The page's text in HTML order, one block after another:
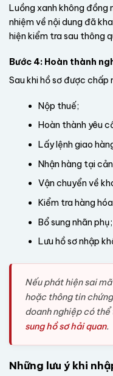
Luồng xanh không đồng
nhiệm về nội dung đã
hiện kiểm tra sau thông
Bước 4: Hoàn thành
Sau khi hồ sơ được chấp
Nộp thuế;
Hoàn thành yêu
Lấy lệnh giao
Nhận hàng tại
Vận chuyển về
Kiểm tra hàng
Bổ sung nhãn phụ;
Lưu hồ sơ nhập
Nếu phát hiện sai
hoặc thông tin
doanh nghiệp có
sung hồ sơ hải quan.
Những lưu ý khi